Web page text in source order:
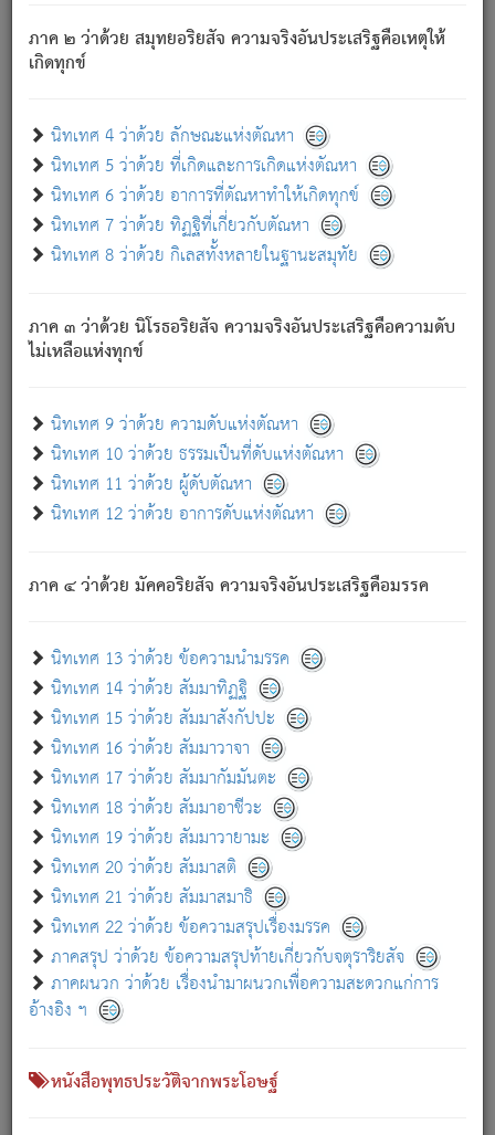
ภาค ๒ ว่าด้วย สมุทยอริยสัจ ความจริงอันประเสริฐคือเหตุให้
เกิดทุกข์
นิทเทศ 4 ว่าด้วย ลักษณะแห่งตัณหา
นิทเทศ 5 ว่าด้วย ที่เกิดและการเกิดแห่งตัณหา
นิทเทศ 6 ว่าด้วย อาการที่ตัณหาทำให้เกิดทุกข์
นิทเทศ 7 ว่าด้วย ทิฏฐิที่เกี่ยวกับตัณหา
นิทเทศ 8 ว่าด้วย กิเลสทั้งหลายในฐานะสมุทัย
ภาค ๓ ว่าด้วย นิโรธอริยสัจ ความจริงอันประเสริฐคือความดับ
ไม่เหลือแห่งทุกข์
นิทเทศ 9 ว่าด้วย ความดับแห่งตัณหา
นิทเทศ 10 ว่าด้วย ธรรมเป็นที่ดับแห่งตัณหา
นิทเทศ 11 ว่าด้วย ผู้ดับตัณหา
นิทเทศ 12 ว่าด้วย อาการดับแห่งตัณหา
ภาค ๔ ว่าด้วย มัคคอริยสัจ ความจริงอันประเสริฐคือมรรค
นิทเทศ 13 ว่าด้วย ข้อความนำมรรค
นิทเทศ 14 ว่าด้วย สัมมาทิฏฐิ
นิทเทศ 15 ว่าด้วย สัมมาสังกัปปะ
นิทเทศ 16 ว่าด้วย สัมมาวาจา
นิทเทศ 17 ว่าด้วย สัมมากัมมันตะ
นิทเทศ 18 ว่าด้วย สัมมาอาชีวะ
นิทเทศ 19 ว่าด้วย สัมมาวายามะ
นิทเทศ 20 ว่าด้วย สัมมาสติ
นิทเทศ 21 ว่าด้วย สัมมาสมาธิ
นิทเทศ 22 ว่าด้วย ข้อความสรุปเรื่องมรรค
ภาคสรุป ว่าด้วย ข้อความสรุปท้ายเกี่ยวกับจตุราริยสัจ
ภาคผนวก ว่าด้วย เรื่องนำมาผนวกเพื่อความสะดวกแก่การ
อ้างอิง ฯ
หนังสือพุทธประวัติจากพระโอษฐ์
อันเป็นไปในที่หรือเวลาทั้งปวง[3]เพื่อความมีแห่งประโยชน์โดย
ประการทั้งปวง; ภพทั้งหลายทั้งหมดนั้น ไม่เที่ยง เป็นทุกข์ มี
ความแปรปรวนเป็นธรรมดา.
อย่างนี้อยู่; เขาย่อมละภวตัณหาได้ และไม่เพลิดเพลินวิภวตัณหา
ด้วย.
ความดับเพราะความสำรอกไม่เหลือ (แห่งภพทั้งหลาย)
เพราะความสิ้นไปแห่งตัณหาโดยประการทั้งปวง นั้นคือ
นิพพาน.
ภพใหม่ย่อมไม่มีแก่ภิกษุนั้น ผู้ดับเย็นสนิทแล้ว เพราะไม่มี
ภิกษุนั้น เป็นผู้ครอบงำมารได้แล้ว ชนะสงครามแล้ว ก้าวล่วง
ภพทั้งหลายทั้งปวงได้แล้ว เป็นผู้คงที่ (คือไม่เปลี่ยนแปลงอีกต่อ
- อุ.ขุ. ๒๕/๑๒๑/๘๔.
(ข้อความนี้ เป็นพระพุทธอุทานที่ทรงเปล่งออก ที่โคนต้นโพธิ์
เป็นที่ตรัสรู้ เมื่อตรัสรู้แล้วได้ 7 วัน)
เกี่ยวกับธรรมโฆษณ์ออนไลน์ (Disclaimer)
แม้ระบบ "ธรรมโฆษณ์ออนไลน์" พยายามปรับปรุงข้อมูลให้ถูกต้องมากที่สุด
ผู้ศึกษาก็พึงตรวจสอบกับตัวเล่มหนังสือต้นฉบับ ที่มีการพิมพ์ครั้งล่าสุด
ก่อนนำข้อมูลไปใช้ในการอ้างอิง"
เกี่ยวกับอัตถจารี|เกี่ยวกับการพัฒนา|แจ้งข้อผิดพลาด / แนะนำ
หนังสือที่เกี่ยวข้อง